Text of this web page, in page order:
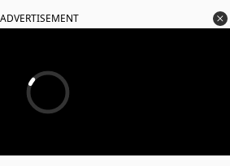
ADVERTISEMENT